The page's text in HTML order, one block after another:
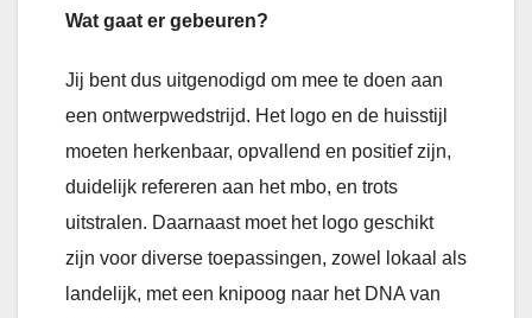
Wat gaat er gebeuren?
Jij bent dus uitgenodigd om mee te doen aan
een ontwerpwedstrijd. Het logo en de huisstijl
moeten herkenbaar, opvallend en positief zijn,
duidelijk refereren aan het mbo, en trots
uitstralen. Daarnaast moet het logo geschikt
zijn voor diverse toepassingen, zowel lokaal als
landelijk, met een knipoog naar het DNA van